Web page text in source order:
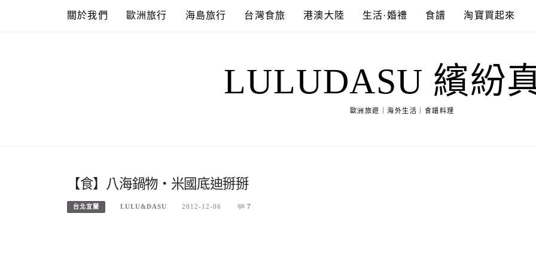
關於我們 歐洲旅行 海島旅行 台灣食旅 港澳大陸 生活·婚禮 食譜 淘寶買起來
LULUDASU 繽紛
歐洲旅遊｜海外生活｜食譜料理
【食】八海鍋物‧米國底迪掰掰
台北宜蘭 LULU&DASU 2012-12-06 7